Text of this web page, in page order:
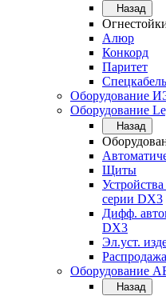
Назад
Алюр
Конкорд
Паритет
Спецкабель
Оборудование
Оборудование
Назад
Щиты
серии DX3
Дифф.
DX3
Эл.уст.
Распродажа
Оборудование
Назад